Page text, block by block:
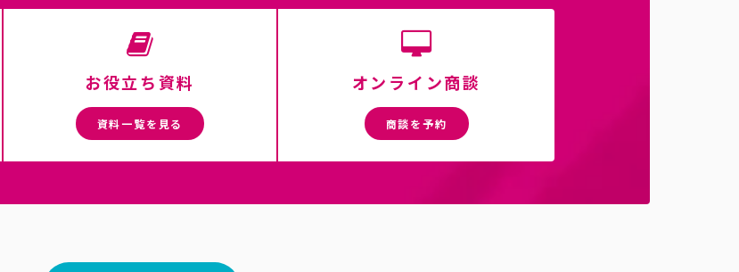
お役立ち資料
資料一覧を見る
オンライン商談
商談を予約